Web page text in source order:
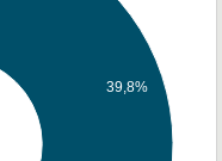
39,8%